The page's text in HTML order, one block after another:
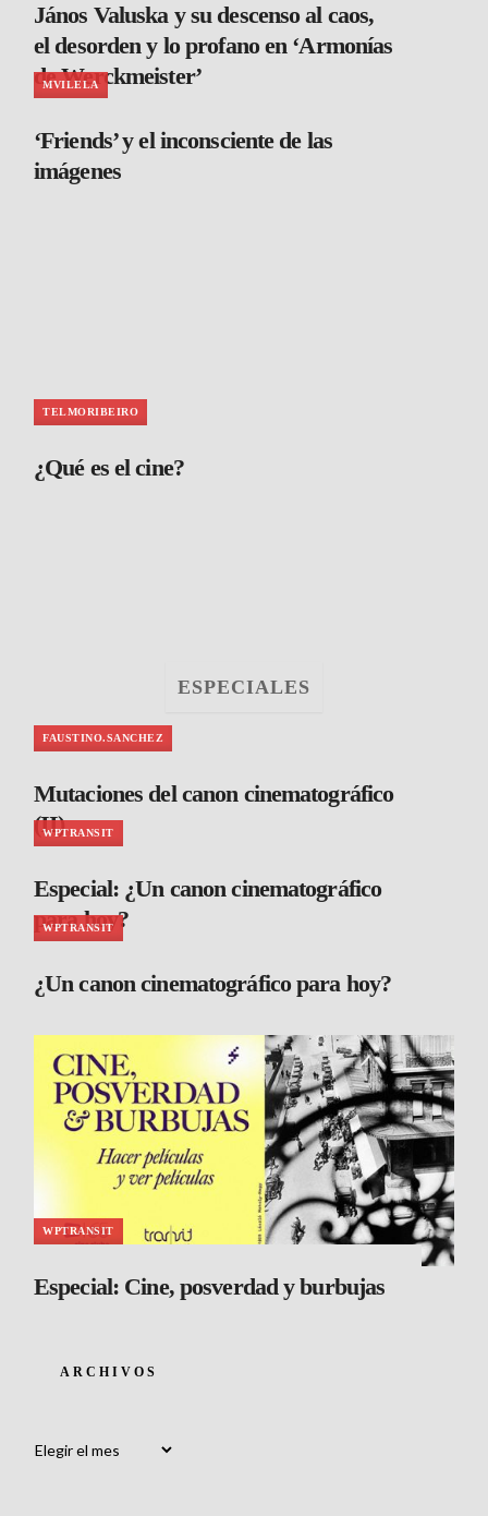
János Valuska y su descenso al caos,
el desorden y lo profano en ‘Armonías
de Werckmeister’
MVILELA
‘Friends’ y el inconsciente de las
imágenes
TELMORIBEIRO
¿Qué es el cine?
ESPECIALES
FAUSTINO.SANCHEZ
Mutaciones del canon cinematográfico
(II)
WPTRANSIT
Especial: ¿Un canon cinematográfico
para hoy?
WPTRANSIT
¿Un canon cinematográfico para hoy?
WPTRANSIT
Especial: Cine, posverdad y burbujas
ARCHIVOS